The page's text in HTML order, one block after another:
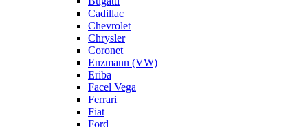
Cadillac
Chevrolet
Chrysler
Coronet
Enzmann (VW)
Eriba
Facel Vega
Ferrari
Fiat
Ford